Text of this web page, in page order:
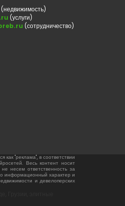
(недвижимость)
(услуги)
(сотрудничество)
"реклама", в соответствии
Весь контент носит
несем ответственность за
информационный характер и
и девелоперских